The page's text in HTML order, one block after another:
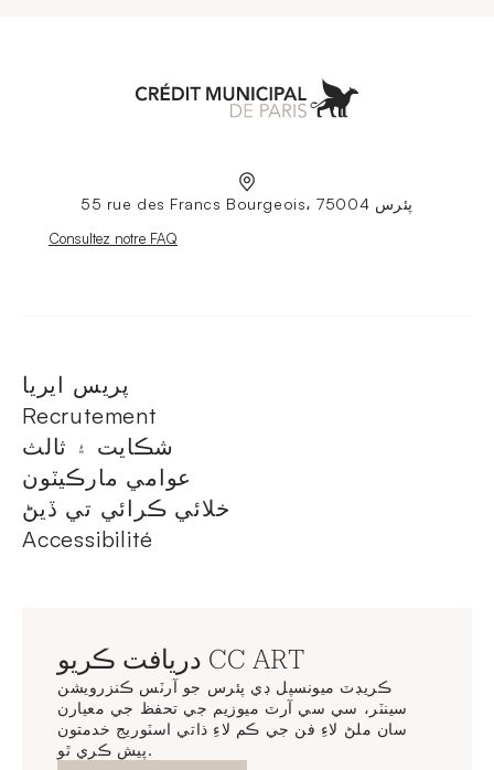
55 rue des Francs Bourgeois، 75004 پئرس
Nouvelle fenêtre
Consultez notre FAQ
پريس ايريا
Recrutement
شڪايت ۽ ثالث
عوامي مارڪيٽون
خلائي ڪرائي تي ڏيڻ
Accessibilité
دريافت ڪريو CC ART
ڪريڊٽ ميونسپل ڊي پئرس جو آرٽس ڪنزرويشن
سينٽر، سي سي آرٽ ميوزيم جي تحفظ جي معيارن
سان ملڻ لاءِ فن جي ڪم لاءِ ذاتي اسٽوريج خدمتون
پيش ڪري ٿو.